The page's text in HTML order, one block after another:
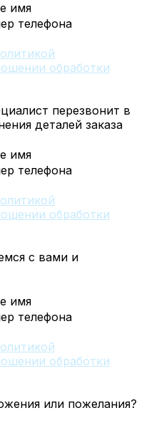
имя
телефона
обработки
перезвонит в
деталей заказа
имя
телефона
обработки
с вами и
имя
телефона
обработки
или пожелания?